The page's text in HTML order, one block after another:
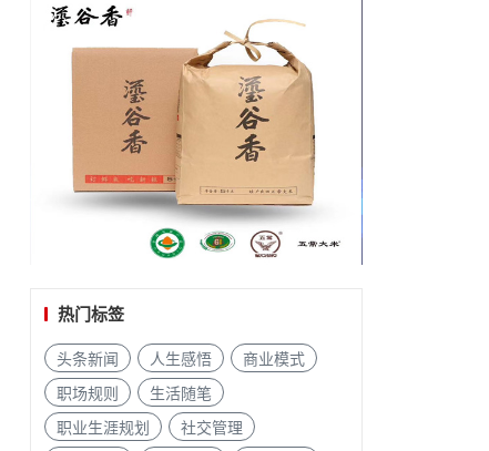
热门标签
头条新闻 人生感悟
商业模式
职场规则
生活随笔
职业生涯规划
社交管理